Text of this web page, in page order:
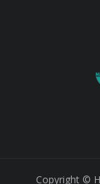
Copyright ©